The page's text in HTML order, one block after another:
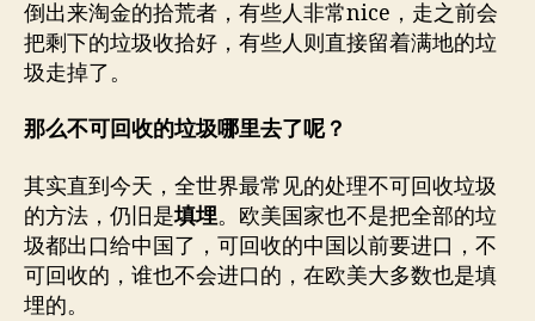
倒出来淘金的拾荒者，有些人非常nice，走之前会
把剩下的垃圾收拾好，有些人则直接留着满地的垃
圾走掉了。
那么不可回收的垃圾哪里去了呢？
其实直到今天，全世界最常见的处理不可回收垃圾
的方法，仍旧是填埋。欧美国家也不是把全部的垃
圾都出口给中国了，可回收的中国以前要进口，不
可回收的，谁也不会进口的，在欧美大多数也是填
埋的。